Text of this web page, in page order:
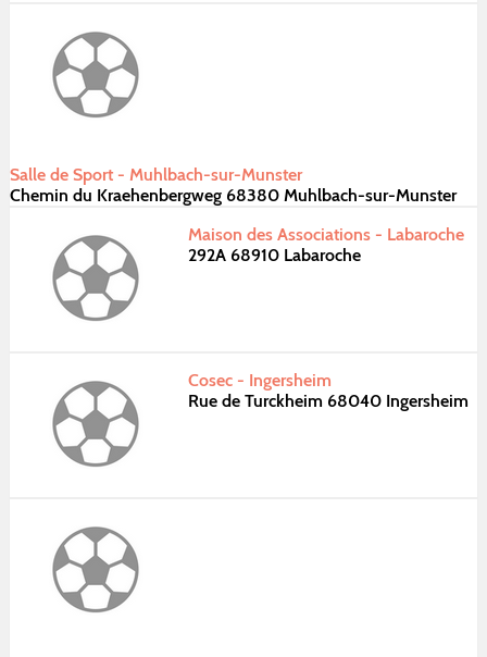
Salle de Sport - Muhlbach-sur-Munster
Chemin du Kraehenbergweg 68380 Muhlbach-sur-Munster
Maison des Associations - Labaroche
292A 68910 Labaroche
Cosec - Ingersheim
Rue de Turckheim 68040 Ingersheim